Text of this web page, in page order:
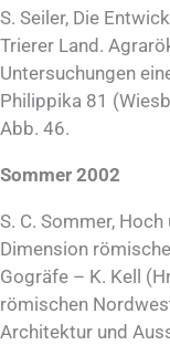
S. Seiler, Die
Trierer Land.
Untersuchungen
Philippika 81
Abb. 46.
Sommer 2002
S. C. Sommer,
Dimension
Gogräfe – K. Kell
römischen
Architektur und